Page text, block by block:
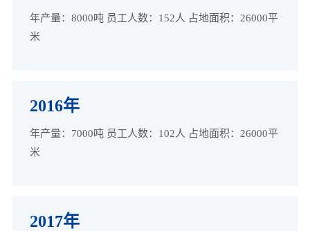
年产量：8000吨 员工人数：152人 占地面积：26000平
米
2016年
年产量：7000吨 员工人数：102人 占地面积：26000平
米
2017年